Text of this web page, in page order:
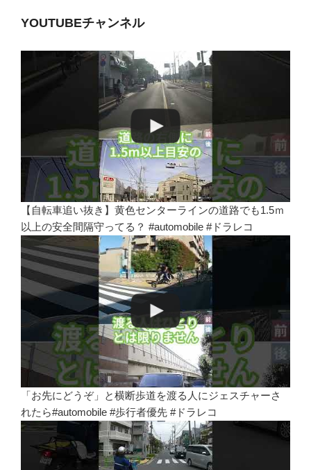
YOUTUBEチャンネル
【自転車追い抜き】黄色センターラインの道路でも1.5ｍ
以上の安全間隔守ってる？ #automobile #ドラレコ
「お先にどうぞ」と横断歩道を渡る人にジェスチャーさ
れたら#automobile #歩行者優先 #ドラレコ